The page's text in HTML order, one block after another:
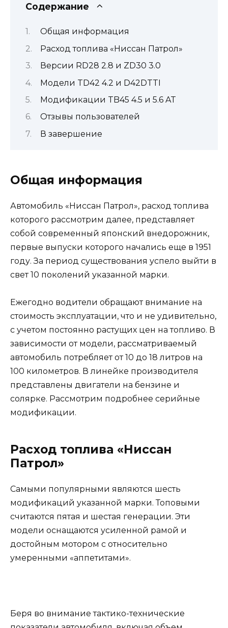
Содержание
Общая информация
Расход топлива «Ниссан Патрол»
Версии RD28 2.8 и ZD30 3.0
Модели TD42 4.2 и D42DTTI
Модификации TB45 4.5 и 5.6 AT
Отзывы пользователей
В завершение
Общая информация
Автомобиль «Ниссан Патрол», расход топлива
которого рассмотрим далее, представляет
собой современный японский внедорожник,
первые выпуски которого начались еще в 1951
году. За период существования успело выйти в
свет 10 поколений указанной марки.
Ежегодно водители обращают внимание на
стоимость эксплуатации, что и не удивительно,
с учетом постоянно растущих цен на топливо. В
зависимости от модели, рассматриваемый
автомобиль потребляет от 10 до 18 литров на
100 километров. В линейке производителя
представлены двигатели на бензине и
солярке. Рассмотрим подробнее серийные
модификации.
Расход топлива «Ниссан
Патрол»
Самыми популярными являются шесть
модификаций указанной марки. Топовыми
считаются пятая и шестая генерации. Эти
модели оснащаются усиленной рамой и
достойным мотором с относительно
умеренными «аппетитами».
Беря во внимание тактико-технические